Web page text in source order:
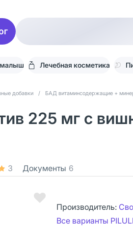
Лечебная косметика
добавки / БАД витаминсодержащие +
225 мг с
3 Документы 6
Производитель:
Все варианты